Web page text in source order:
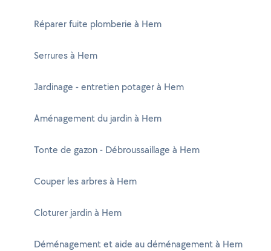
Réparer fuite plomberie à Hem
Serrures à Hem
Jardinage - entretien potager à Hem
Aménagement du jardin à Hem
Tonte de gazon - Débroussaillage à Hem
Couper les arbres à Hem
Cloturer jardin à Hem
Déménagement et aide au déménagement à Hem